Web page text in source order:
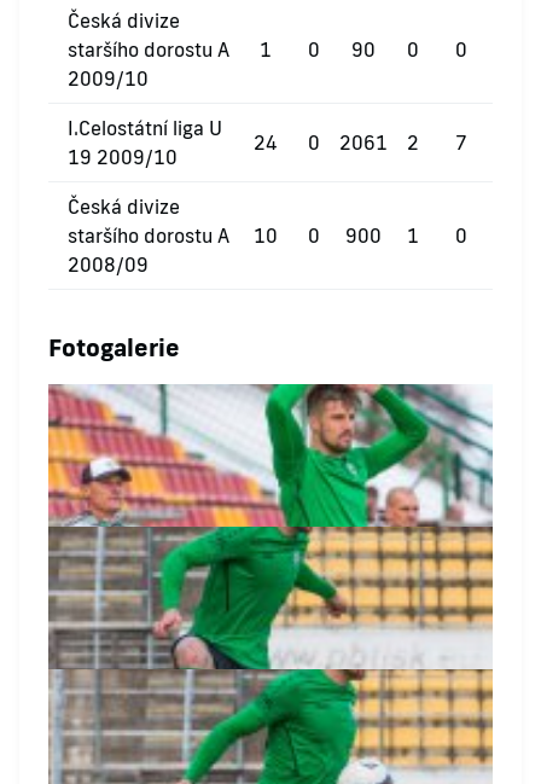
Česká divize
staršího dorostu A
2009/10
1 0 90 0 0
I.Celostátní liga U
19 2009/10
24 0 2061 2 7
Česká divize
staršího dorostu A
2008/09
10 0 900 1 0
Fotogalerie